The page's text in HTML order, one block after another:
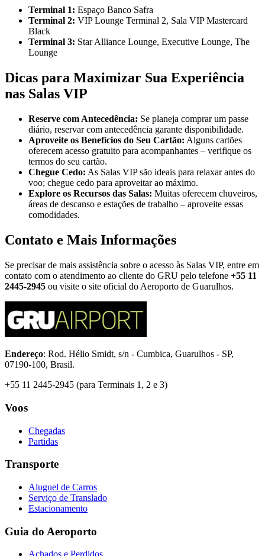
Terminal 1: Espaço Banco Safra
Terminal 2: VIP Lounge Terminal 2, Sala VIP Mastercard
Black
Terminal 3: Star Alliance Lounge, Executive Lounge, The
Lounge
Dicas para Maximizar Sua Experiência
nas Salas VIP
Reserve com Antecedência: Se planeja comprar um passe
diário, reservar com antecedência garante disponibilidade.
Aproveite os Benefícios do Seu Cartão: Alguns cartões
oferecem acesso gratuito para acompanhantes – verifique os
termos do seu cartão.
Chegue Cedo: As Salas VIP são ideais para relaxar antes do
voo; chegue cedo para aproveitar ao máximo.
Explore os Recursos das Salas: Muitas oferecem chuveiros,
áreas de descanso e estações de trabalho – aproveite essas
comodidades.
Contato e Mais Informações
Se precisar de mais assistência sobre o acesso às Salas VIP, entre em
contato com o atendimento ao cliente do GRU pelo telefone +55 11
2445-2945 ou visite o site oficial do Aeroporto de Guarulhos.
Endereço: Rod. Hélio Smidt, s/n - Cumbica, Guarulhos - SP,
07190-100, Brasil.
+55 11 2445-2945 (para Terminais 1, 2 e 3)
Voos
Chegadas
Partidas
Transporte
Aluguel de Carros
Serviço de Translado
Estacionamento
Guia do Aeroporto